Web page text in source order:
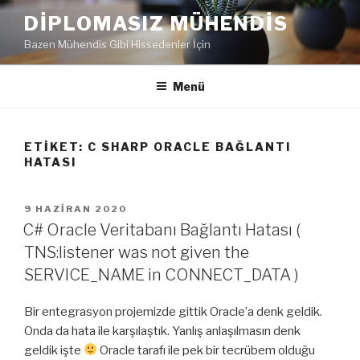
İçeriğe
DIPLOMASIZ MÜHENDIS
Bazen Mühendis Gibi Hissedenler İçin
Menü
ETIKET: C SHARP ORACLE BAĞLANTI
HATASI
YAYIM
TARIHI
9 HAZIRAN 2020
C# Oracle Veritabanı Bağlantı Hatası (
TNS:listener was not given the
SERVICE_NAME in CONNECT_DATA )
Bir entegrasyon projemizde gittik Oracle’a denk geldik.
Onda da hata ile karşılaştık. Yanlış anlaşılmasın denk
geldik işte
Oracle tarafı ile pek bir tecrübem olduğu